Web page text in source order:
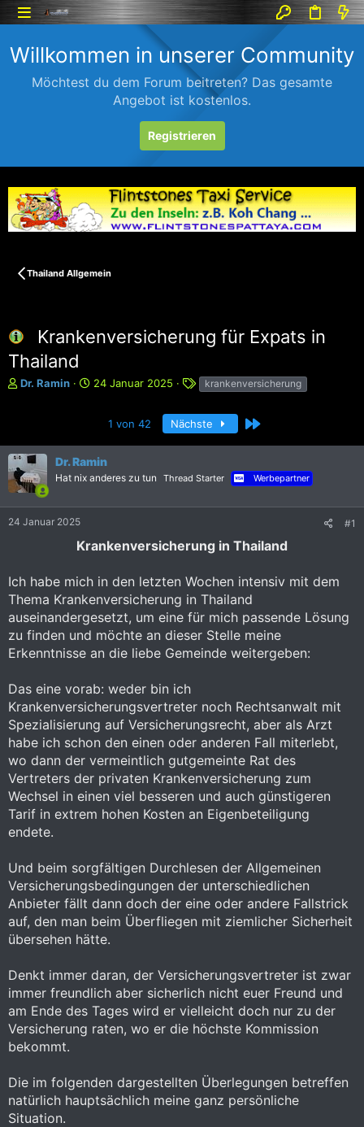
Willkommen in unserer Community
Möchtest du dem Forum beitreten? Das gesamte
Angebot ist kostenlos.
Registrieren
Thailand Allgemein
Krankenversicherung für Expats in
Thailand
E
l
l
e
Dr. Ramin
E
l
t
24 Januar 2025
S
h
l
o
krankenversicherung
1 von 42 Nächste Letzte
Dr. Ramin
Hat nix anderes zu tun Thread Starter Werbepartner
24 Januar 2025 #1
Krankenversicherung in Thailand
Ich habe mich in den letzten Wochen intensiv mit dem
Thema Krankenversicherung in Thailand
auseinandergesetzt, um eine für mich passende Lösung
zu finden und möchte an dieser Stelle meine
Erkenntnisse an die liebe Gemeinde weitergeben:
Das eine vorab: weder bin ich
Krankenversicherungsvertreter noch Rechtsanwalt mit
Spezialisierung auf Versicherungsrecht, aber als Arzt
habe ich schon den einen oder anderen Fall miterlebt,
wo dann der vermeintlich gutgemeinte Rat des
Vertreters der privaten Krankenversicherung zum
Wechsel in einen viel besseren und auch günstigeren
Tarif in extrem hohen Kosten an Eigenbeteiligung
endete.
Und beim sorgfältigen Durchlesen der Allgemeinen
Versicherungsbedingungen der unterschiedlichen
Anbieter fällt dann doch der eine oder andere Fallstrick
auf, den man beim Überfliegen mit ziemlicher Sicherheit
übersehen hätte.
Denkt immer daran, der Versicherungsvertreter ist zwar
immer freundlich aber sicherlich nicht euer Freund und
am Ende des Tages wird er vielleicht doch nur zu der
Versicherung raten, wo er die höchste Kommission
bekommt.
Die im folgenden dargestellten Überlegungen betreffen
natürlich hauptsächlich meine ganz persönliche
Situation.